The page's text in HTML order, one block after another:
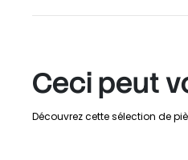
Ceci peut
Découvrez cette sélection de